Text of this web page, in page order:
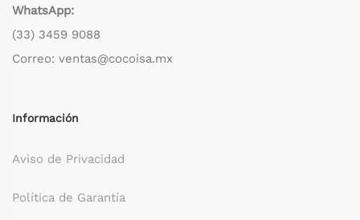
WhatsApp:
(33) 3459 9088
Correo: ventas@cocoisa.mx
Información
Aviso de Privacidad
Política de Garantía